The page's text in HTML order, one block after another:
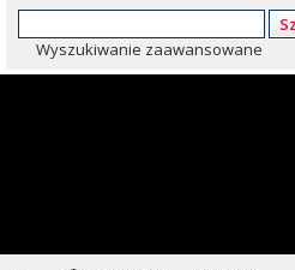
Wyszukiwanie zaawansowane